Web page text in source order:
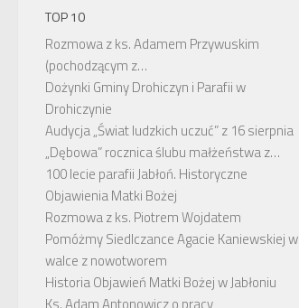
TOP 10
Rozmowa z ks. Adamem Przywuskim
(pochodzącym z…
Dożynki Gminy Drohiczyn i Parafii w
Drohiczynie
Audycja „Świat ludzkich uczuć” z 16 sierpnia
„Dębowa” rocznica ślubu małżeństwa z…
100 lecie parafii Jabłoń. Historyczne
Objawienia Matki Bożej
Rozmowa z ks. Piotrem Wojdatem
Pomóżmy Siedlczance Agacie Kaniewskiej w
walce z nowotworem
Historia Objawień Matki Bożej w Jabłoniu